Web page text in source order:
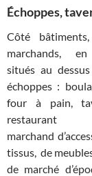
Échoppes,
Côté
marchands, en
situés au
échoppes :
four à pain,
restaurant
marchand
tissus, de
de marché